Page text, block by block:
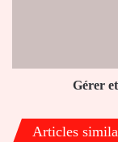
Gérer
Articles